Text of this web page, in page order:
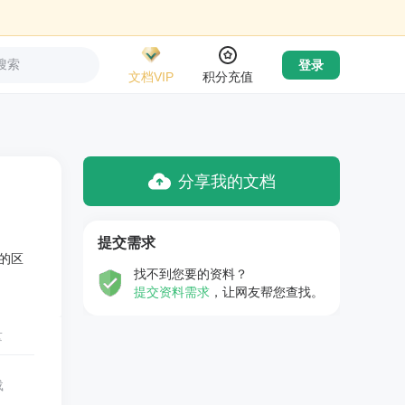
索
文档VIP
积分充值
登录
区
分享我的文档
提交需求
找不到您要的资料？
提交资料需求 ，让网友帮您查找。